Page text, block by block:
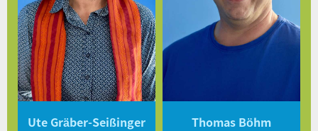
Ute Gräber-Seißinger Thomas Böhm